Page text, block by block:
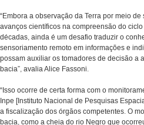
“Embora a observação da Terra por meio
avanços científicos na compreensão do
décadas, ainda é um desafio traduzir o
sensoriamento remoto em informações e
possam auxiliar os tomadores de decisão a
bacia”, avalia Alice Fassoni.
“Isso ocorre de certa forma com o
Inpe [Instituto Nacional de Pesquisas
a fiscalização dos órgãos competentes. O
bacia, como a cheia do rio Negro que